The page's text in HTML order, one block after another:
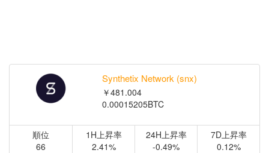
Synthetix Network (snx)
￥481.004
0.00015205BTC
順位
66
1H上昇率
2.41%
24H上昇率
-0.49%
7D上昇率
0.12%